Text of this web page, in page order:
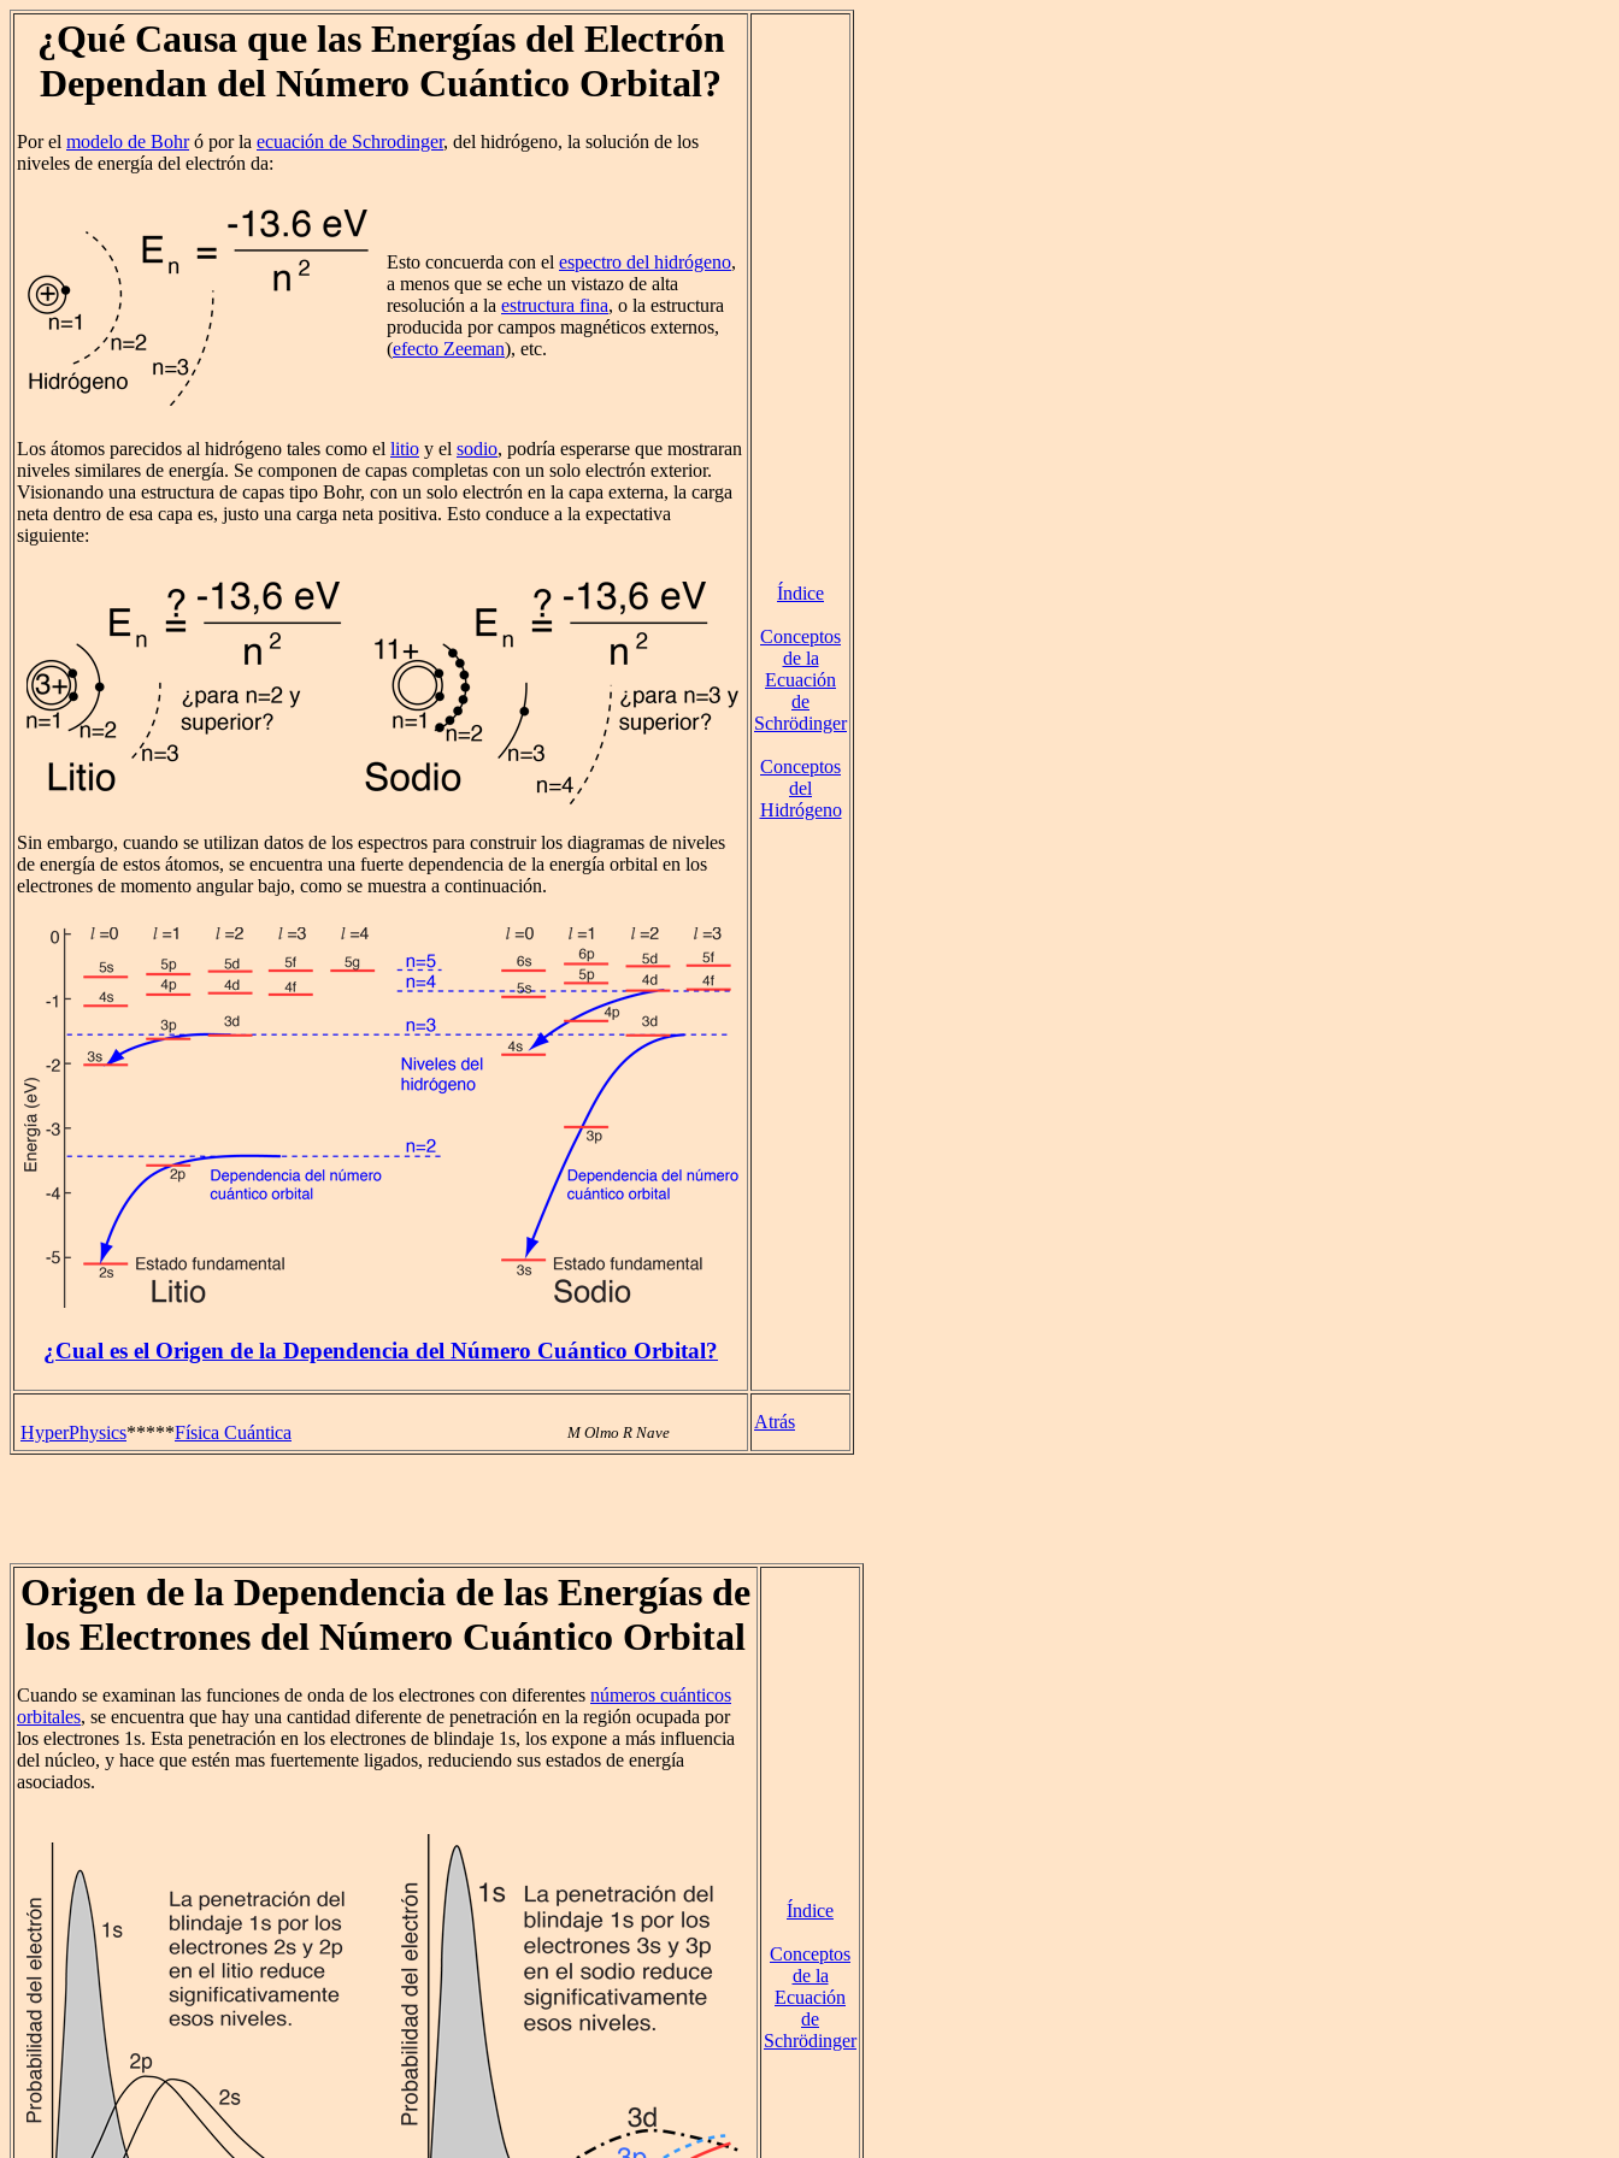
¿Qué Causa que las Energías del Electrón
Dependan del Número Cuántico Orbital?
Por el modelo de Bohró por la ecuación de Schrodinger, del hidrógeno, la solución de los
niveles de energía del electrón da:
Esto concuerda con el espectro del hidrógeno,
a menos que se eche un vistazo de alta
resolución a la estructura fina, o la estructura
producida por campos magnéticos externos,
(efecto Zeeman), etc.
Los átomos parecidos al hidrógeno tales como el litio y el sodio, podría esperarse que mostraran
niveles similares de energía. Se componen de capas completas con un solo electrón exterior.
Visionando una estructura de capas tipo Bohr, con un solo electrón en la capa externa, la carga
neta dentro de esa capa es, justo una carga neta positiva. Esto conduce a la expectativa
siguiente:
Sin embargo, cuando se utilizan datos de los espectros para construir los diagramas de niveles
de energía de estos átomos, se encuentra una fuerte dependencia de la energía orbital en los
electrones de momento angular bajo, como se muestra a continuación.
¿Cual es el Origen de la Dependencia del Número Cuántico Orbital?
Índice
Conceptos
de la
Ecuación
de
Schrödinger
Conceptos
del
Hidrógeno
HyperPhysics*****Física Cuántica M Olmo R Nave
Atrás
Origen de la Dependencia de las Energías de
los Electrones del Número Cuántico Orbital
Cuando se examinan las funciones de onda de los electrones con diferentes números cuánticos
orbitales, se encuentra que hay una cantidad diferente de penetración en la región ocupada por
los electrones 1s. Esta penetración en los electrones de blindaje 1s, los expone a más influencia
del núcleo, y hace que estén mas fuertemente ligados, reduciendo sus estados de energía
asociados.
Índice
Conceptos
de la
Ecuación
de
Schrödinger